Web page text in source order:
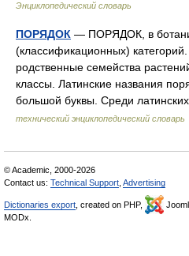
Энциклопедический словарь
ПОРЯДОК — ПОРЯДОК, в
(классификационных)
родственные семейства
классы. Латинские названия
большой буквы. Среди
технический энциклопедический словарь
© Academic, 2000-2026
Contact us: Technical Support Advertising
Dictionaries export , created on PHP,
MODx.